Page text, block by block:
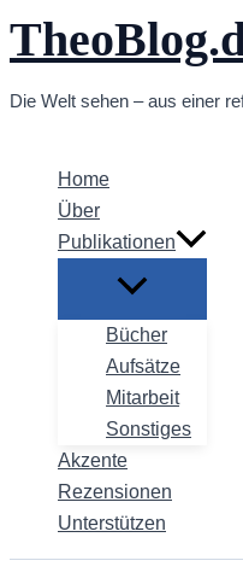
Zum
Inhalt
Die Welt sehen – aus einer
Home
Über
Publikationen
Bücher
Aufsätze
Mitarbeit
Sonstiges
Akzente
Rezensionen
Unterstützen